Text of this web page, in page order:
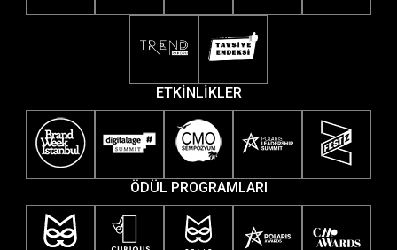
ETKİNLİKLER
ÖDÜL PROGRAMLARI